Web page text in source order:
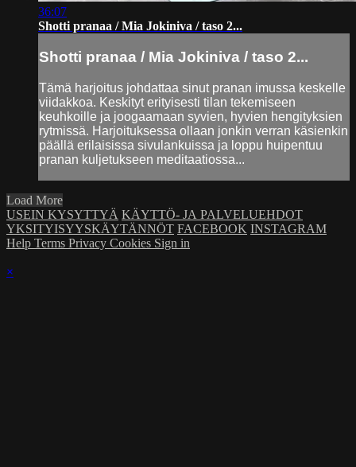
36:07
Shotti pranaa / Mia Jokiniva / taso 2...
Shotti pranaa / Mia Jokiniva / taso 2...
Tämä harjoitus johdattaa sinut pranan imussa keskelle
viidakkoa. Keskityt erityisesti tilan tekemiseen
keuhkoille ja joogaamaan syvien, hyvien hengityksien
rytmissä. Harjoituksessa ollaan jonkin verran käsienkin
päällä erilaisissa sivulankuissa ja loppu huipentuu
pranan kuljetukseen meditaatiossa...
Load More
USEIN KYSYTTYÄ KÄYTTÖ- JA PALVELUEHDOT
YKSITYISYYSKÄYTÄNNÖT FACEBOOK INSTAGRAM
Help Terms Privacy Cookies Sign in
×